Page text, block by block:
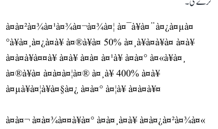
à¤à¤²à¤¾à¤¹à¤¾à¤¬à¤¾à¤¦ à¤¯à¥à¤¨à¤¿à¤µà¤
°à¥à¤¸à¤¿à¤à¥ à¤®à¥à¤ 50% à¤¸à¥à¤à¥à¤ à¤à¥
à¤à¤à¥à¤¤à¥ à¤à¥ à¤à¤ à¤¹à¥ à¤à¤° à¤«à¥à¤¸
à¤®à¥à¤ à¤à¤à¤¦à¤® à¤¸à¥ 400% à¤à¥
à¤µà¥à¤¦à¥à¤§à¤¿ à¤à¤° à¤¦à¥ à¤à¤à¥¤
à¤à¤¬ à¤à¤¾à¤¤à¥à¤° à¤à¤¸à¤à¥ à¤à¤¿à¤²à¤¾à¤«